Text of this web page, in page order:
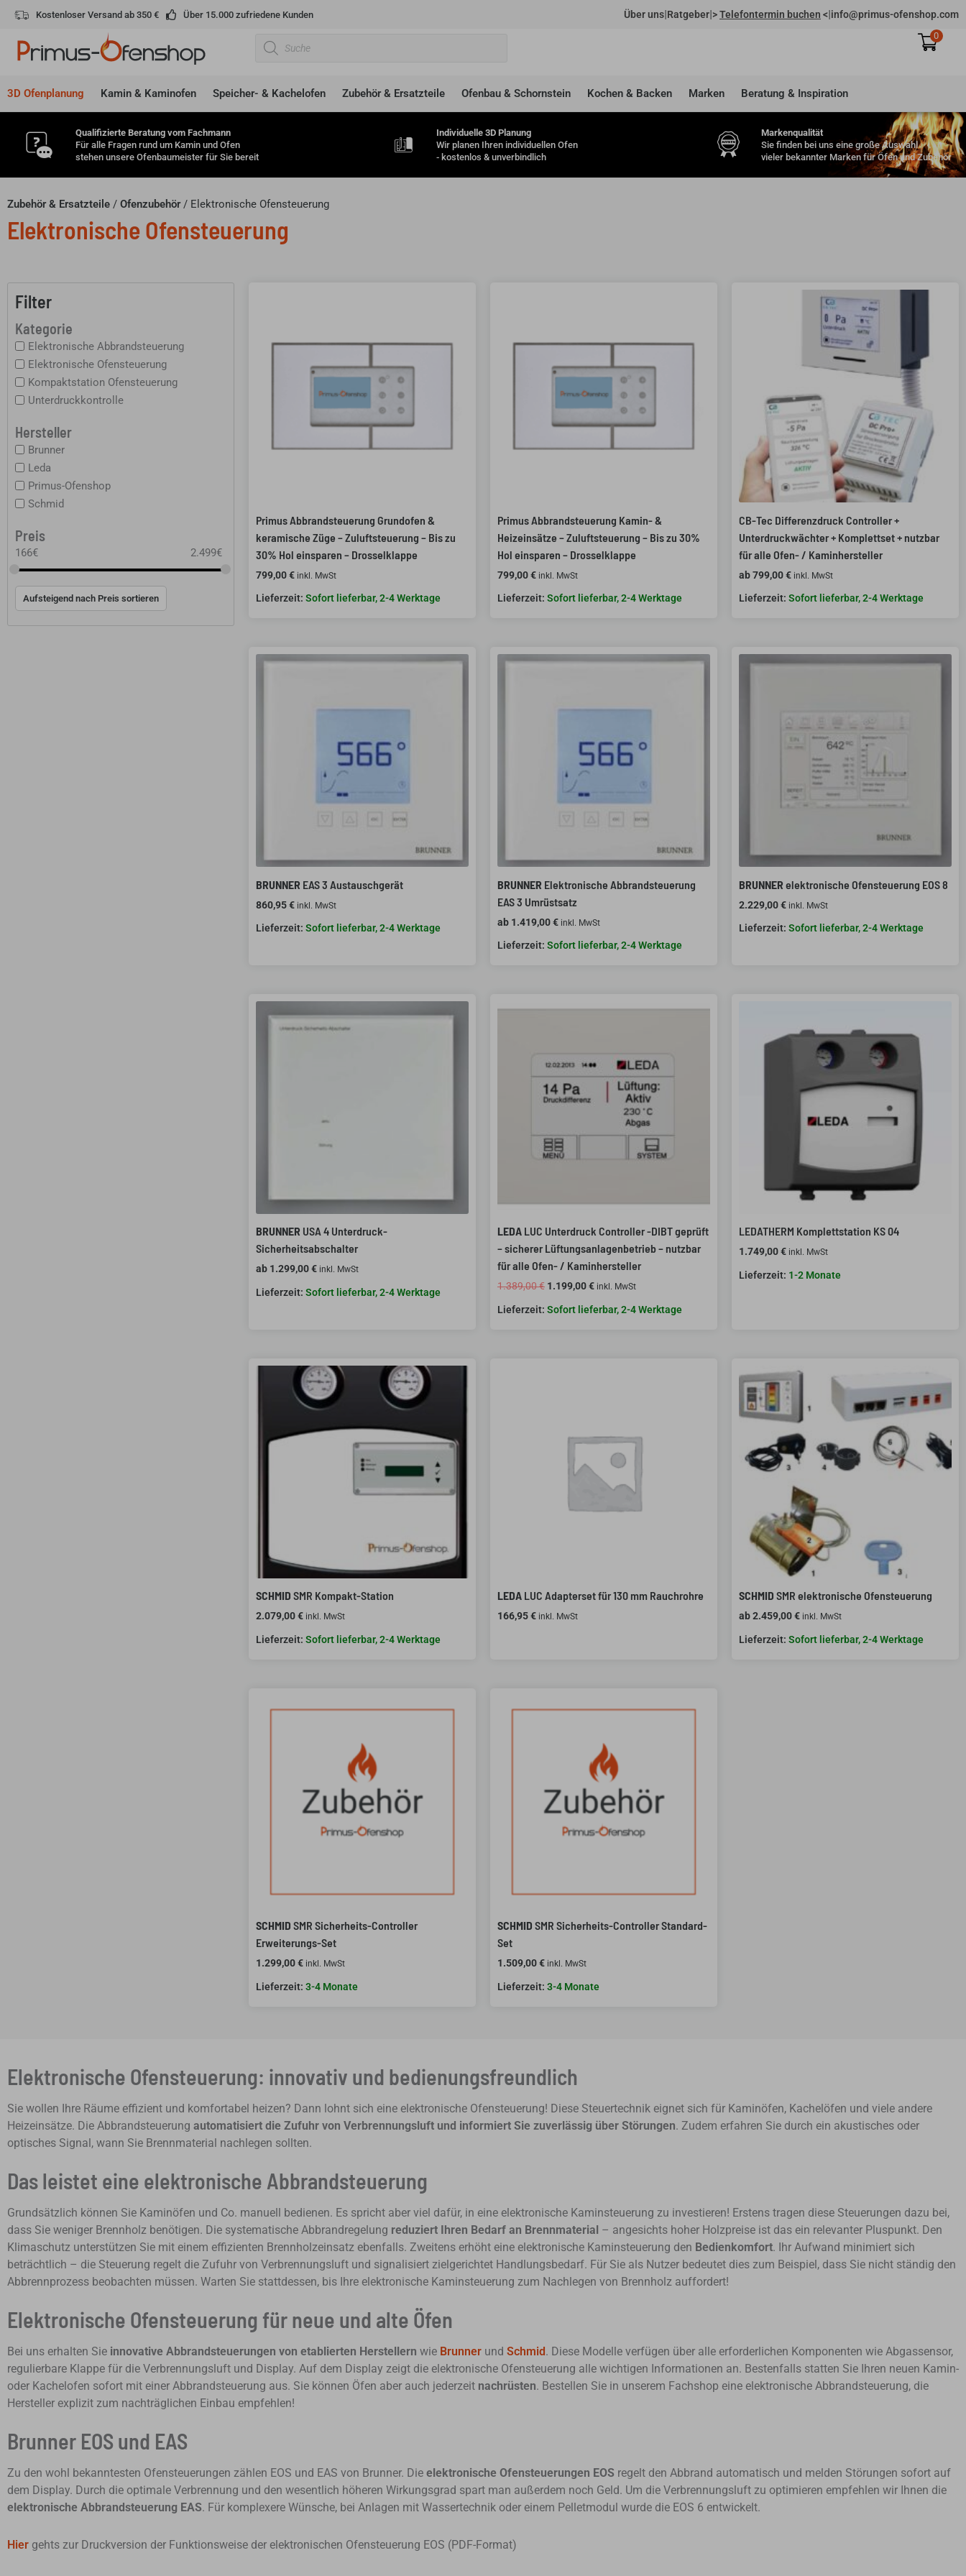
Zum
springen
Kostenloser Versand ab 350 € Über 15.000 zufriedene Kunden Über uns|Ratgeber|>Telefontermin buchen <|info@primus-ofenshop.com
Products
search
0
3D Ofenplanung Kamin & Kaminofen Speicher- & Kachelofen Zubehör & Ersatzteile Ofenbau & Schornstein Kochen & Backen Marken Beratung & Inspiration
Qualifizierte Beratung vom Fachmann
Für alle Fragen rund um Kamin und Ofen
stehen unsere Ofenbaumeister für Sie bereit
Individuelle 3D Planung
Wir planen Ihren individuellen Ofen
- kostenlos & unverbindlich
Markenqualität
Sie finden bei uns eine große Auswahl
vieler bekannter Marken für Öfen und Zubehör
Zubehör & Ersatzteile / Ofenzubehör/ Elektronische Ofensteuerung
Elektronische Ofensteuerung
Filter
Kategorie
Elektronische Abbrandsteuerung
Elektronische Ofensteuerung
Kompaktstation Ofensteuerung
Unterdruckkontrolle
Hersteller
Brunner
Leda
Primus-Ofenshop
Schmid
Preis
166€ 2.499€
Aufsteigend nach Preis sortieren
Primus Abbrandsteuerung Grundofen &
keramische Züge – Zuluftsteuerung – Bis zu
30% Hol einsparen – Drosselklappe
799,00€ inkl. MwSt
Sofort lieferbar, 2-4 Werktage
Primus Abbrandsteuerung Kamin- &
Heizeinsätze – Zuluftsteuerung – Bis zu 30%
Hol einsparen – Drosselklappe
799,00€ inkl. MwSt
Sofort lieferbar, 2-4 Werktage
CB-Tec Differenzdruck Controller +
Unterdruckwächter + Komplettset + nutzbar
für alle Ofen- / Kaminhersteller
ab799,00€ inkl. MwSt
Sofort lieferbar, 2-4 Werktage
BRUNNER EAS 3 Austauschgerät
860,95€ inkl. MwSt
Sofort lieferbar, 2-4 Werktage
BRUNNER Elektronische Abbrandsteuerung
EAS 3 Umrüstsatz
ab 1.419,00€ inkl. MwSt
Sofort lieferbar, 2-4 Werktage
BRUNNER elektronische Ofensteuerung EOS 8
2.229,00€ inkl. MwSt
Sofort lieferbar, 2-4 Werktage
BRUNNER USA 4 Unterdruck-
Sicherheitsabschalter
ab 1.299,00€ inkl. MwSt
Sofort lieferbar, 2-4 Werktage
LEDA LUC Unterdruck Controller -DIBT geprüft
– sicherer Lüftungsanlagenbetrieb – nutzbar
für alle Ofen- / Kaminhersteller
1.389,00€
Preis
1.199,00€
Preis
inkl. MwSt
Sofort lieferbar, 2-4 Werktage
LEDATHERM Komplettstation KS 04
1.749,00€ inkl. MwSt
1-2 Monate
SCHMID SMR Kompakt-Station
2.079,00€ inkl. MwSt
Sofort lieferbar, 2-4 Werktage
LEDA LUC Adapterset für 130 mm Rauchrohre
166,95€ inkl. MwSt
SCHMID SMR elektronische Ofensteuerung
ab2.459,00€ inkl. MwSt
Sofort lieferbar, 2-4 Werktage
SCHMID SMR Sicherheits-Controller
Erweiterungs-Set
1.299,00€ inkl. MwSt
3-4 Monate
SCHMID SMR Sicherheits-Controller Standard-
Set
1.509,00€ inkl. MwSt
3-4 Monate
Elektronische Ofensteuerung: innovativ und bedienungsfreundlich
Sie wollen Ihre Räume effizient und komfortabel heizen? Dann lohnt sich eine elektronische Ofensteuerung! Diese Steuertechnik eignet sich für Kaminöfen, Kachelöfen und viele andere
Heizeinsätze. Die Abbrandsteuerung automatisiert die Zufuhr von Verbrennungsluft und informiert Sie zuverlässig über Störungen. Zudem erfahren Sie durch ein akustisches oder
optisches Signal, wann Sie Brennmaterial nachlegen sollten.
Das leistet eine elektronische Abbrandsteuerung
Grundsätzlich können Sie Kaminöfen und Co. manuell bedienen. Es spricht aber viel dafür, in eine elektronische Kaminsteuerung zu investieren! Erstens tragen diese Steuerungen dazu bei,
dass Sie weniger Brennholz benötigen. Die systematische Abbrandregelung reduziert Ihren Bedarf an Brennmaterial – angesichts hoher Holzpreise ist das ein relevanter Pluspunkt. Den
Klimaschutz unterstützen Sie mit einem effizienten Brennholzeinsatz ebenfalls. Zweitens erhöht eine elektronische Kaminsteuerung den Bedienkomfort. Ihr Aufwand minimiert sich
beträchtlich – die Steuerung regelt die Zufuhr von Verbrennungsluft und signalisiert zielgerichtet Handlungsbedarf. Für Sie als Nutzer bedeutet dies zum Beispiel, dass Sie nicht ständig den
Abbrennprozess beobachten müssen. Warten Sie stattdessen, bis Ihre elektronische Kaminsteuerung zum Nachlegen von Brennholz auffordert!
Elektronische Ofensteuerung für neue und alte Öfen
Bei uns erhalten Sie innovative Abbrandsteuerungen von etablierten Herstellern wie Brunner und Schmid. Diese Modelle verfügen über alle erforderlichen Komponenten wie Abgassensor,
regulierbare Klappe für die Verbrennungsluft und Display. Auf dem Display zeigt die elektronische Ofensteuerung alle wichtigen Informationen an. Bestenfalls statten Sie Ihren neuen Kamin-
oder Kachelofen sofort mit einer Abbrandsteuerung aus. Sie können Öfen aber auch jederzeit nachrüsten. Bestellen Sie in unserem Fachshop eine elektronische Abbrandsteuerung, die
Hersteller explizit zum nachträglichen Einbau empfehlen!
Brunner EOS und EAS
Zu den wohl bekanntesten Ofensteuerungen zählen EOS und EAS von Brunner. Die elek­troni­sche Ofen­steuerungen EOS regelt den Abbrand auto­matisch und melden Stö­rungen sofort auf
dem Display. Durch die optimale Ver­brennung und den wesentlich höheren Wirkungs­grad spart man außer­dem noch Geld. Um die Ver­brennungs­luft zu opti­mieren empfehlen wir Ihnen die
elektronische Abbrandsteuerung EAS. Für kom­plexere Wün­sche, bei Anlagen mit Wasser­technik oder einem Pellet­modul wurde die EOS 6 entwickelt.
Hier gehts zur Druckversion der Funktionsweise der elektronischen Ofensteuerung EOS (PDF-Format)